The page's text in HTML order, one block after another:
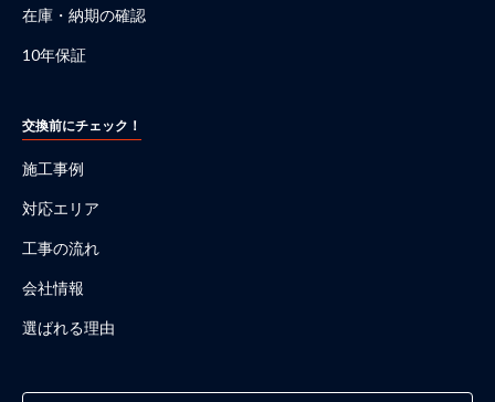
在庫・納期の確認
10年保証
交換前にチェック！
施工事例
対応エリア
工事の流れ
会社情報
選ばれる理由